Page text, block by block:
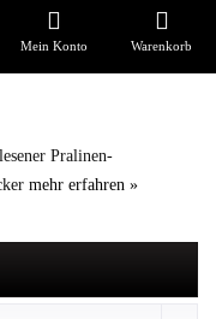
Warenkorb
Mein Konto
Pralinen-
mehr erfahren »